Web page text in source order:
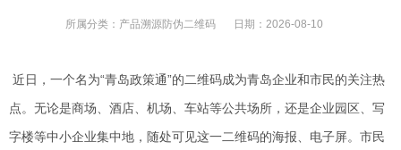
所属分类： 产品溯源防伪二维码 日期： 2026-08-10
近日，一个名为“青岛政策通”的二维码成为青岛企业和市民的关注热
点。无论是商场、酒店、机场、车站等公共场所，还是企业园区、写
字楼等中小企业集中地，随处可见这一二维码的海报、电子屏。市民